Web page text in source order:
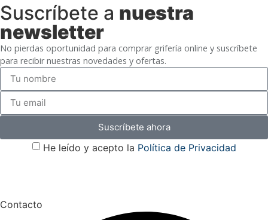
Suscríbete a nuestra
newsletter
No pierdas oportunidad para comprar grifería online y suscríbete
para recibir nuestras novedades y ofertas.
Suscríbete ahora
He leído y acepto la Política de Privacidad
Contacto